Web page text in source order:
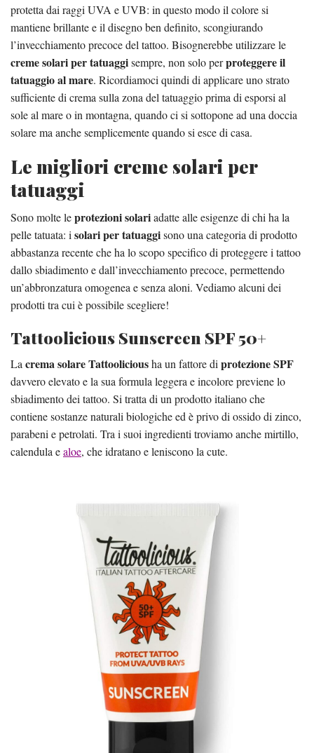
protetta dai raggi UVA e UVB: in questo modo il colore si
mantiene brillante e il disegno ben definito, scongiurando
l’invecchiamento precoce del tattoo. Bisognerebbe utilizzare le
creme solari per tatuaggisempre, non solo perproteggere il
tatuaggio al mare. Ricordiamoci quindi di applicare uno strato
sufficiente di crema sulla zona del tatuaggio prima di esporsi al
sole al mare o in montagna, quando ci si sottopone ad una doccia
solare ma anche semplicemente quando si esce di casa.
Le migliori creme solari per
tatuaggi
Sono molte leprotezioni solariadatte alle esigenze di chi ha la
pelle tatuata: i solari per tatuaggisono una categoria di prodotto
abbastanza recente che ha lo scopo specifico di proteggere i tattoo
dallo sbiadimento e dall’invecchiamento precoce, permettendo
un’abbronzatura omogenea e senza aloni. Vediamo alcuni dei
prodotti tra cui è possibile scegliere!
Tattoolicious Sunscreen SPF 50+
La crema solare Tattooliciousha un fattore di protezione SPF
davvero elevato e la sua formula leggera e incolore previene lo
sbiadimento dei tattoo. Si tratta di un prodotto italiano che
contiene sostanze naturali biologiche ed è privo di ossido di zinco,
parabeni e petrolati. Tra i suoi ingredienti troviamo anche mirtillo,
calendula ealoe, che idratano e leniscono la cute.